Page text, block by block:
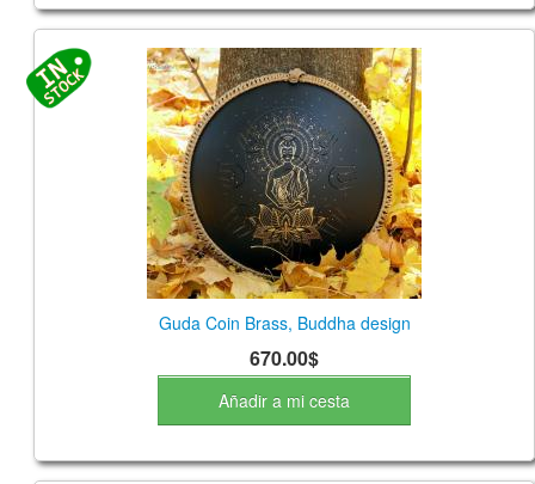
Guda Coin Brass, Buddha design
670.00$
Añadir a mi cesta